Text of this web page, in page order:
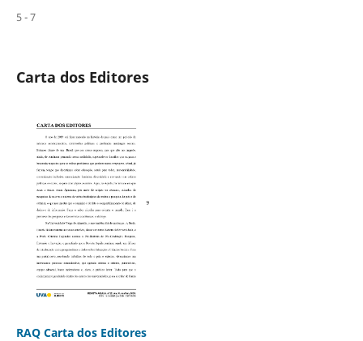
5 - 7
Carta dos Editores
RAQ Carta dos Editores